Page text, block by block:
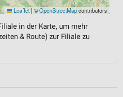
Leaflet | ©OpenStreetMapcontributors
in der Karte, um mehr
& Route) zur Filiale zu